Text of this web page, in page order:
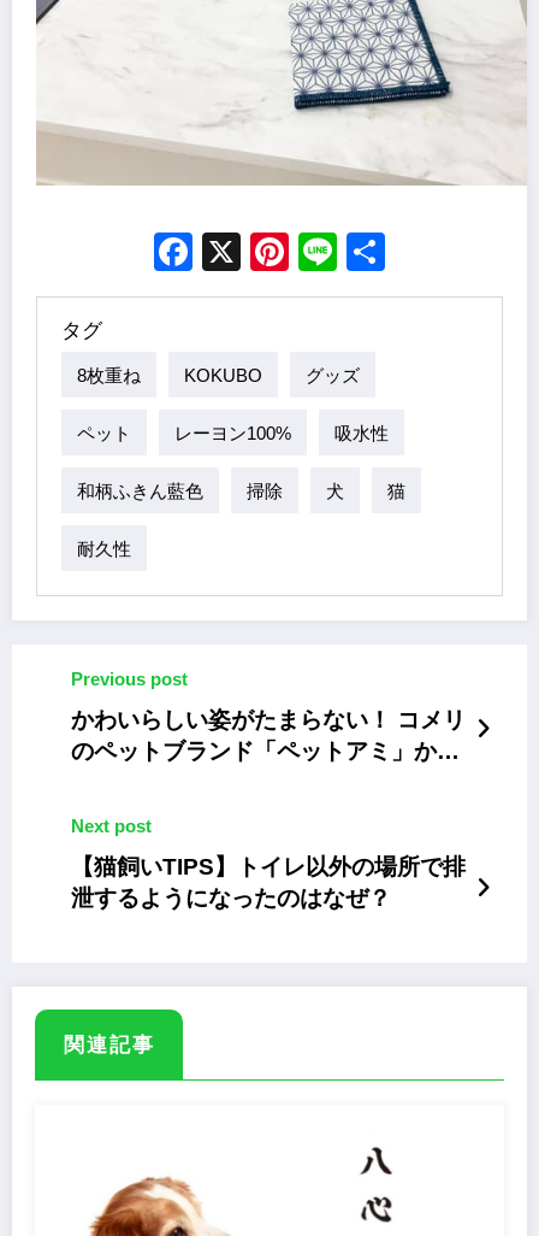
Facebook
X Pinterest
Line
タグ
8枚重ね KOKUBO グッズ
ペット レーヨン100% 吸水性
和柄ふきん藍色 掃除 犬 猫
耐久性
Previous post
かわいらしい姿がたまらない！ コメリ
のペットブランド「ペットアミ」から
Next post
【猫飼いTIPS】トイレ以外の場所で排
泄するようになったのはなぜ？
関連記事